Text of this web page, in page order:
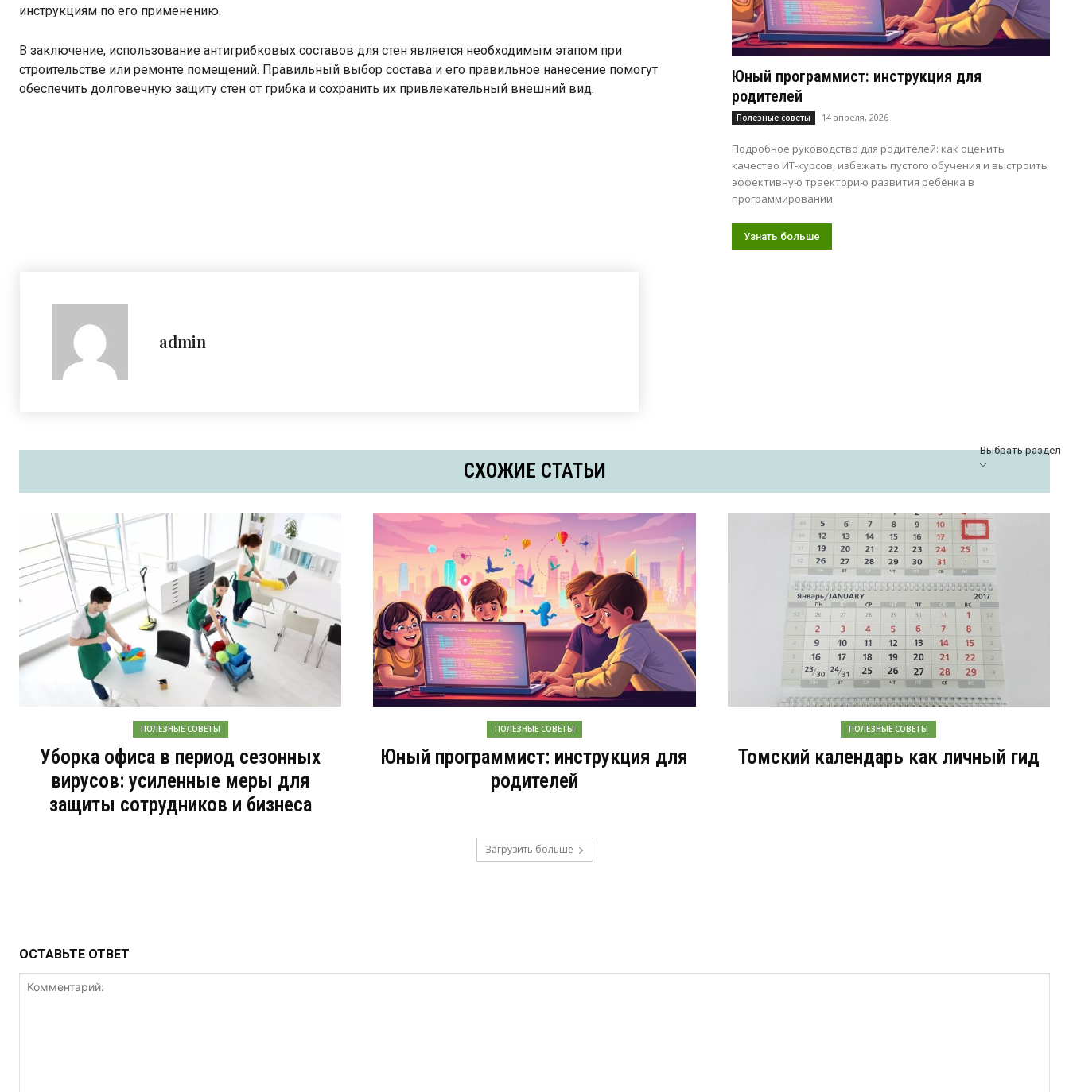
инструкциям по его применению.
В заключение, использование антигрибковых составов для стен является необходимым этапом при
строительстве или ремонте помещений. Правильный выбор состава и его правильное нанесение помогут
обеспечить долговечную защиту стен от грибка и сохранить их привлекательный внешний вид.
Юный программист: инструкция для
родителей
Полезные советы 14 апреля, 2026
Подробное руководство для родителей: как оценить
качество ИТ-курсов, избежать пустого обучения и выстроить
эффективную траекторию развития ребёнка в
программировании
Узнать больше
admin
СХОЖИЕ СТАТЬИ
Выбрать раздел
ПОЛЕЗНЫЕ СОВЕТЫ
Уборка офиса в период сезонных
вирусов: усиленные меры для
защиты сотрудников и бизнеса
ПОЛЕЗНЫЕ СОВЕТЫ
Юный программист: инструкция для
родителей
ПОЛЕЗНЫЕ СОВЕТЫ
Томский календарь как личный гид
Загрузить больше
ОСТАВЬТЕ ОТВЕТ